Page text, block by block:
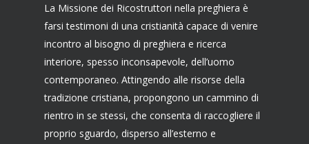
La Missione dei Ricostruttori nella preghiera è
farsi testimoni di una cristianità capace di venire
incontro al bisogno di preghiera e ricerca
interiore, spesso inconsapevole, dell’uomo
contemporaneo. Attingendo alle risorse della
tradizione cristiana, propongono un cammino di
rientro in se stessi, che consenta di raccogliere il
proprio sguardo, disperso all’esterno e